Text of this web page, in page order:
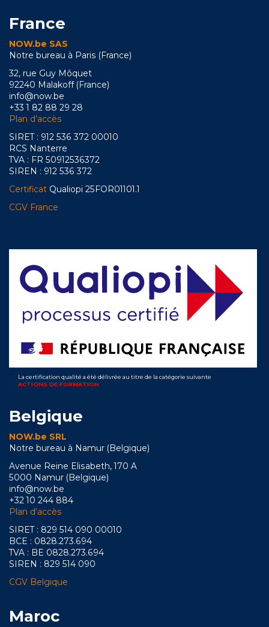
France
NOW.be SAS
Notre bureau à Paris (France)
32, rue Guy Môquet
92240 Malakoff (France)
info@now.be
+33 1 82 88 29 28
Plan d’accès
SIRET : 912 536 372 00010
RCS Nanterre
TVA : FR 50912536372
SIREN : 912 536 372
Certificat Qualiopi 25FOR01101.1
CGV France
La certification qualité a été délivrée au titre de la catégorie suivante
ACTIONS DE FORMATION
Belgique
NOW.be SRL
Notre bureau à Namur (Belgique)
Avenue Reine Elisabeth, 170 A
5000 Namur (Belgique)
info@now.be
+32 10 244 884
Plan d’accès
SIRET : 829 514 090 00010
BCE : 0828.273.694
TVA : BE 0828.273.694
SIREN : 829 514 090
CGV Belgique
Maroc